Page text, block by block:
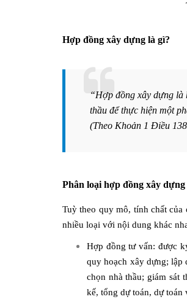
Hợp đồng xây dựng là gì?
“Hợp đồng xây dựng là
thầu để thực hiện một
(Theo Khoản 1 Điều
Phân loại hợp đồng xây
Tuỳ theo quy mô, tính chất
nhiều loại với nội dung khác
Hợp đồng tư vấn: được
quy hoạch xây dựng; lập
chọn nhà thầu; giám sát
kế, tổng dự toán, dự toán